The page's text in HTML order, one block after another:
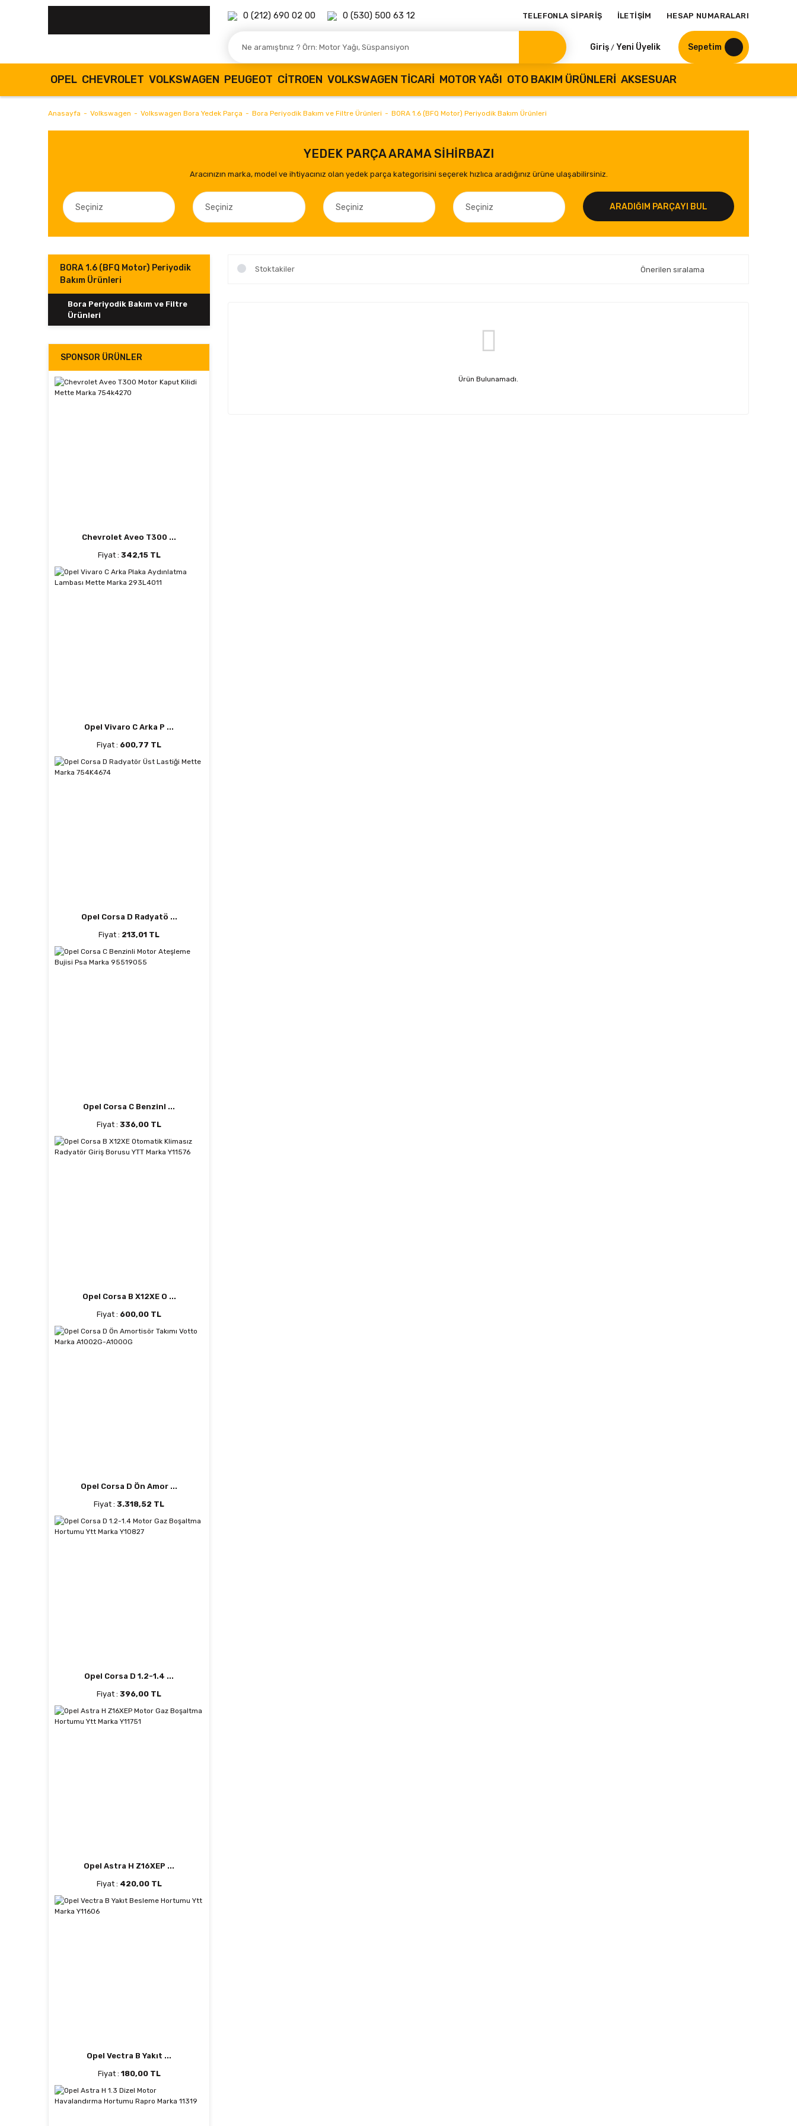
0 (212) 690 02 00 0 (530) 500 63 12 TELEFONLA SİPARİŞ İLETİŞİM HESAP NUMARALARI
Giriş / Yeni Üyelik Sepetim
OPEL CHEVROLET VOLKSWAGEN PEUGEOT CITROEN VOLKSWAGEN TICARI MOTOR YAĞI OTO BAKIM ÜRÜNLERI AKSESUAR
Anasayfa Volkswagen Volkswagen Bora Yedek Parça Bora Periyodik Bakım ve Filtre Ürünleri BORA 1.6 (BFQ Motor) Periyodik Bakım Ürünleri
YEDEK PARÇA ARAMA SİHİRBAZI
Aracınızın marka, model ve ihtiyacınız olan yedek parça kategorisini seçerek hızlıca aradığınız ürüne ulaşabilirsiniz.
ARADIĞIM PARÇAYI BUL
BORA 1.6 (BFQ Motor) Periyodik
Bakım Ürünleri
Bora Periyodik Bakım ve Filtre
Ürünleri
SPONSOR ÜRÜNLER
Chevrolet Aveo T300 ...
Fiyat : 342,15 TL
Opel Vivaro C Arka P ...
Fiyat : 600,77 TL
Opel Corsa D Radyatö ...
Fiyat : 213,01 TL
Opel Corsa C Benzinl ...
Fiyat : 336,00 TL
Opel Corsa B X12XE O ...
Fiyat : 600,00 TL
Opel Corsa D Ön Amor ...
Fiyat : 3.318,52 TL
Opel Corsa D 1.2-1.4 ...
Fiyat : 396,00 TL
Opel Astra H Z16XEP ...
Fiyat : 420,00 TL
Opel Vectra B Yakıt ...
Fiyat : 180,00 TL
Stoktakiler
Ürün Bulunamadı.